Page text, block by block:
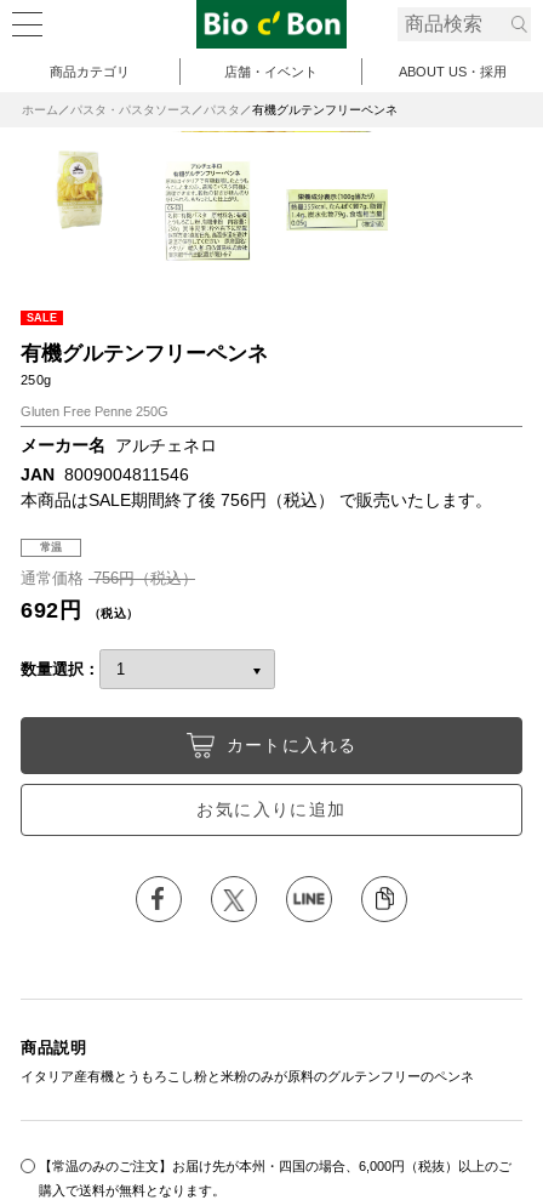
商品カテゴリ 店舗・イベント ABOUT US・採用
ホーム パスタ・パスタソース パスタ 有機グルテンフリーペンネ
SALE
有機グルテンフリーペンネ
250g
Gluten Free Penne 250G
メーカー名
アルチェネロ
JAN 8009004811546
本商品はSALE期間終了後 756円（税込） で販売いたします。
常温
通常価格 756円（税込）
692円 （税込）
数量選択：
カートに入れる
お気に入りに追加
商品説明
イタリア産有機とうもろこし粉と米粉のみが原料のグルテンフリーのペンネ
【常温のみのご注文】お届け先が本州・四国の場合、6,000円（税抜）以上のご
購入で送料が無料となります。